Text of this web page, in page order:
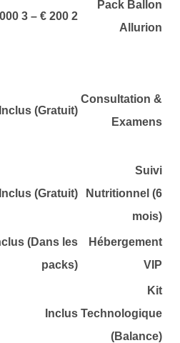
Pack Ballon
Allurion
2 200 € – 3 000 €
Consultation &
Examens
Inclus (Gratuit)
Suivi
Nutritionnel (6
mois)
Inclus (Gratuit)
Hébergement
VIP
(Dans les
packs)
Kit
Technologique
(Balance)
Inclus